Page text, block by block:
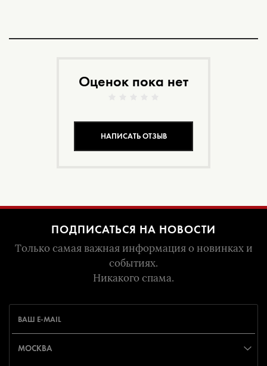
Оценок пока нет
НАПИСАТЬ ОТЗЫВ
ПОДПИСАТЬСЯ НА НОВОСТИ
Только самая важная информация о новинках и
событиях.
Никакого спама.